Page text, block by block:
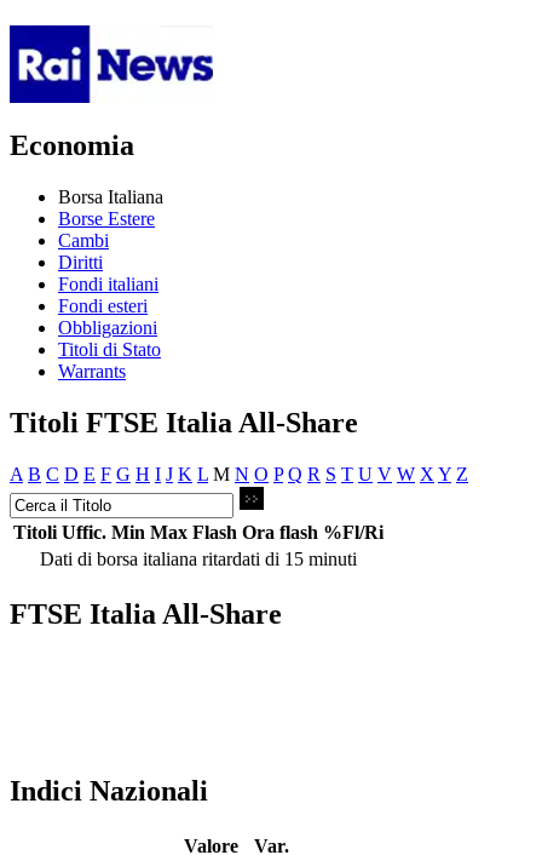
Economia
Borsa Italiana
Borse Estere
Cambi
Diritti
Fondi italiani
Fondi esteri
Obbligazioni
Titoli di Stato
Warrants
Titoli FTSE Italia All-Share
A B C D E F G H I J K L M N O P Q R S T U V W X Y Z
Titoli Uffic. Min Max Flash Ora flash %Fl/Ri
Dati di borsa italiana ritardati di 15 minuti
FTSE Italia All-Share
Indici Nazionali
Valore
Var.